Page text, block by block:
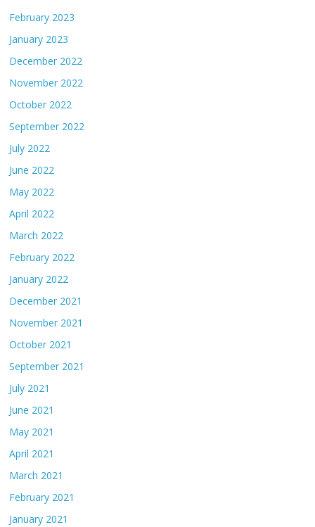
February 2023
January 2023
December 2022
November 2022
October 2022
September 2022
July 2022
June 2022
May 2022
April 2022
March 2022
February 2022
January 2022
December 2021
November 2021
October 2021
September 2021
July 2021
June 2021
May 2021
April 2021
March 2021
February 2021
January 2021